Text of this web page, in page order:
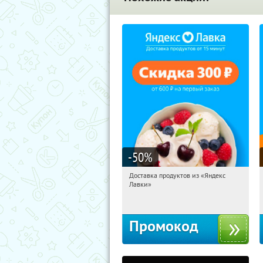
-50%
06:56:14 Получили:
Доставка продуктов из «Яндекс
Лавки»
Промокод